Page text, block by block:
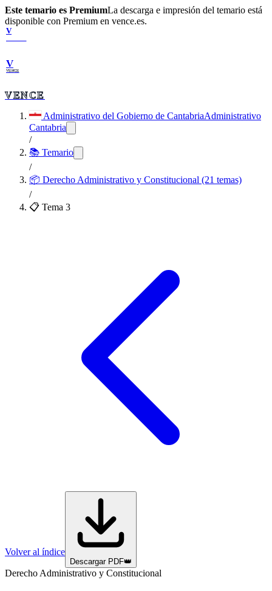
Este temario es PremiumLa descarga e impresión del temario está
disponible con Premium en vence.es.
V
V
VENCE
VENCE
Administrativo del Gobierno de CantabriaAdministrativo
Cantabria
/
📚 Temario
/
📦 Derecho Administrativo y Constitucional (21 temas)
/
📋 Tema 3
Volver al índice
Descargar PDF👑
Derecho Administrativo y Constitucional